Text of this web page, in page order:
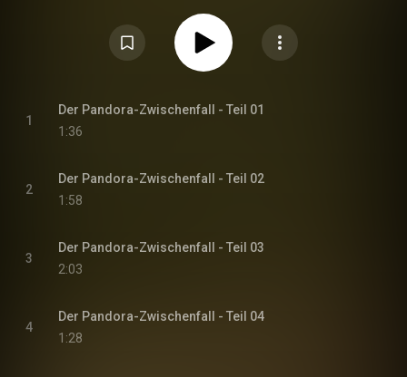
1
Der Pandora-Zwischenfall - Teil 01
1:36
2
Der Pandora-Zwischenfall - Teil 02
1:58
3
Der Pandora-Zwischenfall - Teil 03
2:03
4
Der Pandora-Zwischenfall - Teil 04
1:28